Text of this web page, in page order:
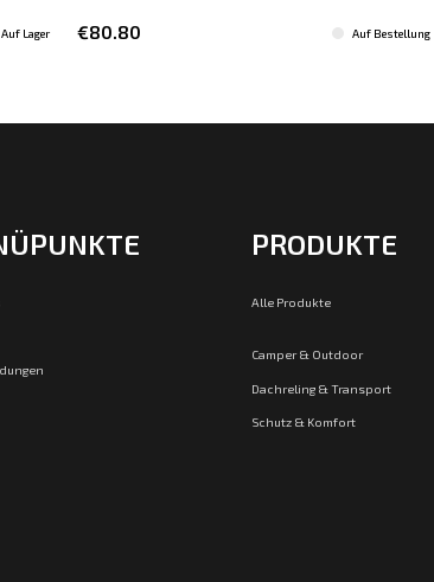
Auf Lager €80.80 Auf Bestellung
PRODUKTE
Alle Produkte
Camper & Outdoor
Dachreling & Transport
Schutz & Komfort